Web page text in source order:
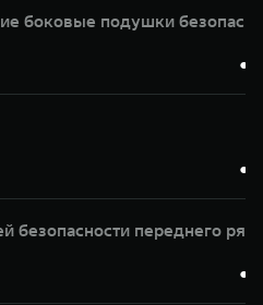
боковые подушки
●
●
безопасности переднего
●